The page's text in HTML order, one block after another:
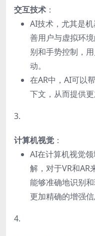
交互技术 ：
AI技术，尤其是
善用户与虚拟环
别和手势控制，
动。
在AR中，AI可以
下文，从而提供更
3.
计算机视觉 ：
AI在计算机视觉
解，对于VR和AR
能够准确地识别
更加精确的增强信
4.